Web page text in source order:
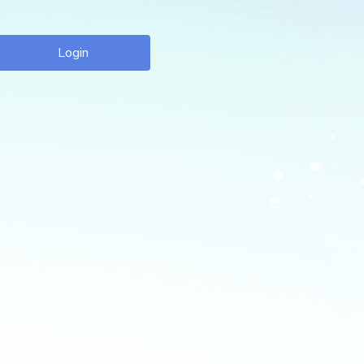
Login